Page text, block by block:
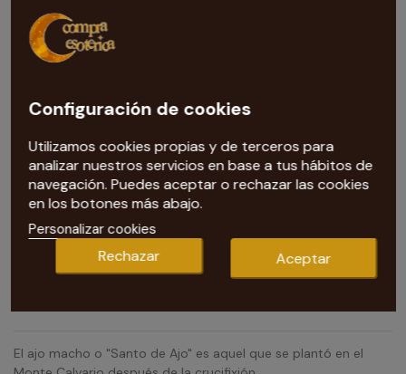
Nuestra tarotistate ayuda con todas las dudas que te
info@compraesoterica.com
El ajo macho o "Santo de Ajo" es aquel que se plantó en el
Configuración de cookies
Utilizamos cookies propias y de terceros para
analizar nuestros servicios en base a tus hábitos de
navegación. Puedes aceptar o rechazar las cookies
en los botones más abajo.
Personalizar cookies
Rechazar Aceptar